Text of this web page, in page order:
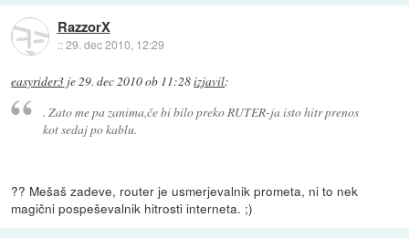
RazzorX
::29. dec 2010, 12:29
easyrider3 je29. dec 2010 ob 11:28izjavil:
. Zato me pa zanima,če bi bilo preko RUTER-ja isto hitr prenos
kot sedaj po kablu.
?? Mešaš zadeve, router je usmerjevalnik prometa, ni to nek
magični pospeševalnik hitrosti interneta. ;)